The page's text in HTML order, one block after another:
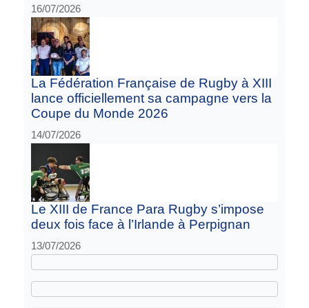
16/07/2026
La Fédération Française de Rugby à XIII
lance officiellement sa campagne vers la
Coupe du Monde 2026
14/07/2026
Le XIII de France Para Rugby s’impose
deux fois face à l’Irlande à Perpignan
13/07/2026